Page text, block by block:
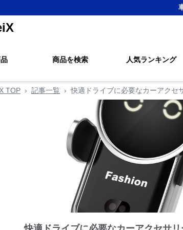
商品を検索 人気ランキング
TOP › 記事一覧 › 快適ドライブに必要なカーアクセ